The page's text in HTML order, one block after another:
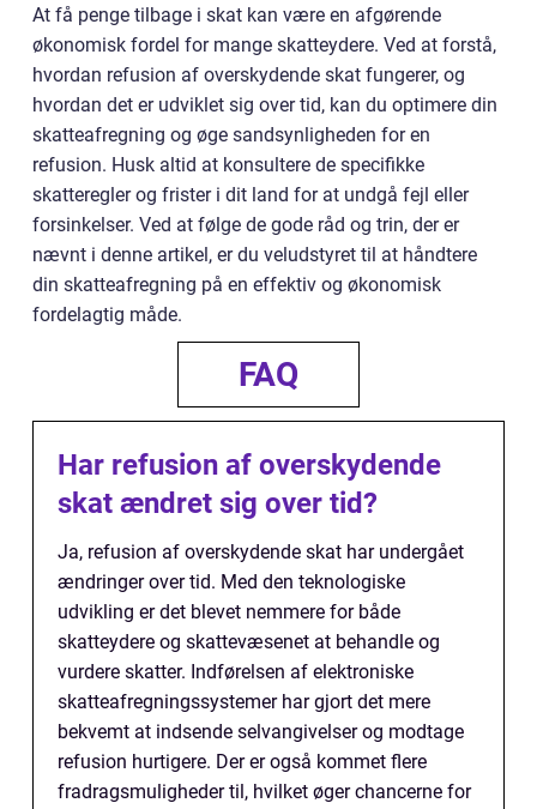
At få penge tilbage i skat kan være en afgørende
økonomisk fordel for mange skatteydere. Ved at forstå,
hvordan refusion af overskydende skat fungerer, og
hvordan det er udviklet sig over tid, kan du optimere din
skatteafregning og øge sandsynligheden for en
refusion. Husk altid at konsultere de specifikke
skatteregler og frister i dit land for at undgå fejl eller
forsinkelser. Ved at følge de gode råd og trin, der er
nævnt i denne artikel, er du veludstyret til at håndtere
din skatteafregning på en effektiv og økonomisk
fordelagtig måde.
FAQ
Har refusion af overskydende
skat ændret sig over tid?
Ja, refusion af overskydende skat har undergået
ændringer over tid. Med den teknologiske
udvikling er det blevet nemmere for både
skatteydere og skattevæsenet at behandle og
vurdere skatter. Indførelsen af elektroniske
skatteafregningssystemer har gjort det mere
bekvemt at indsende selvangivelser og modtage
refusion hurtigere. Der er også kommet flere
fradragsmuligheder til, hvilket øger chancerne for